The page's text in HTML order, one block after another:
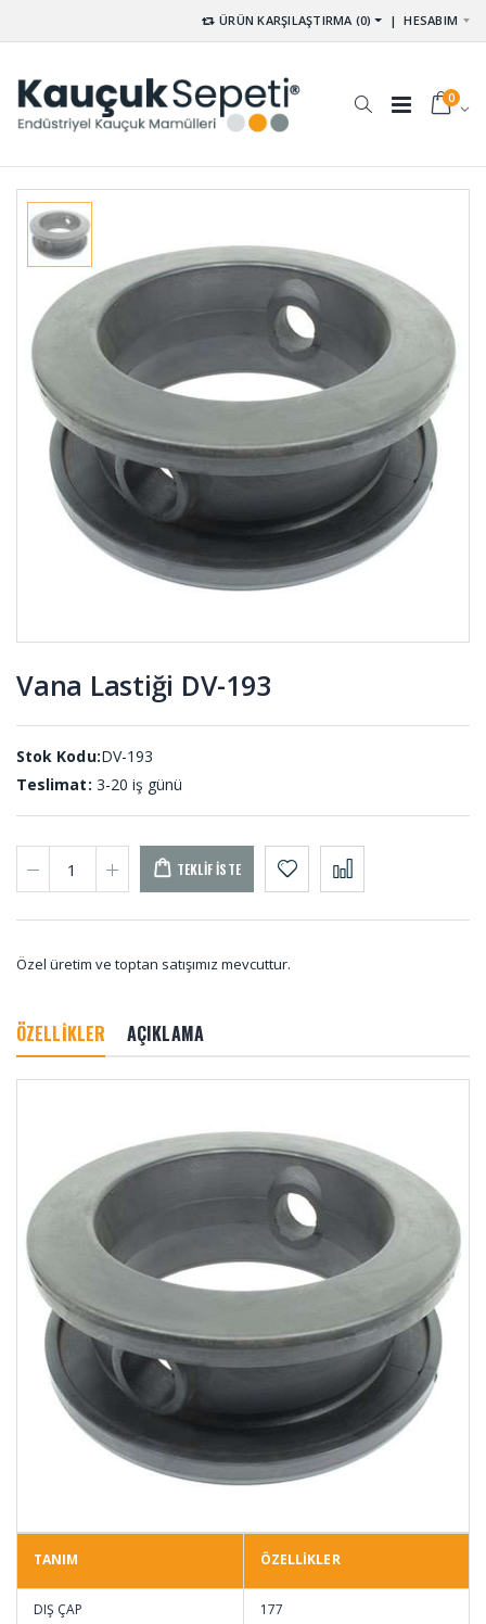
ÜRÜN KARŞILAŞTIRMA (0) |HESABIM
0
Vana Lastiği DV-193
Stok Kodu:DV-193
Teslimat: 3-20 iş günü
TEKLIF İSTE
Özel üretim ve toptan satışımız mevcuttur.
ÖZELLİKLER AÇIKLAMA
TANIM ÖZELLİKLER
DIŞ ÇAP 177
Kaput
Mandal
Lastiği KP-
Karton
Kare Dolu
Kauçuk
METRE)
Tutamak
Elcik Lastiği
TU-001
Membran
Lastikleri